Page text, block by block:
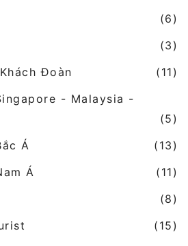
(6)
(3)
Đoàn
(11)
- Malaysia -
(5)
Á
(13)
Á
(11)
(8)
(15)